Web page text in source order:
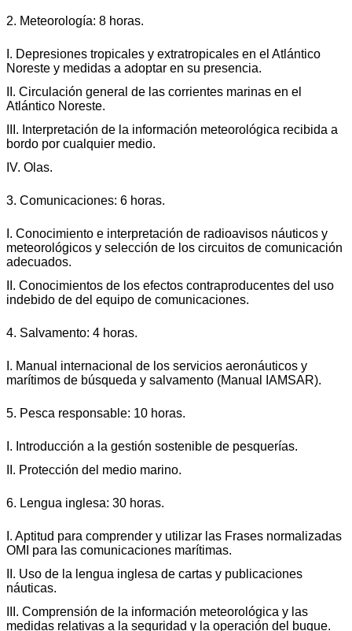
2. Meteorología: 8 horas.
I. Depresiones tropicales y extratropicales en el Atlántico
Noreste y medidas a adoptar en su presencia.
II. Circulación general de las corrientes marinas en el
Atlántico Noreste.
III. Interpretación de la información meteorológica recibida a
bordo por cualquier medio.
IV. Olas.
3. Comunicaciones: 6 horas.
I. Conocimiento e interpretación de radioavisos náuticos y
meteorológicos y selección de los circuitos de comunicación
adecuados.
II. Conocimientos de los efectos contraproducentes del uso
indebido de del equipo de comunicaciones.
4. Salvamento: 4 horas.
I. Manual internacional de los servicios aeronáuticos y
marítimos de búsqueda y salvamento (Manual IAMSAR).
5. Pesca responsable: 10 horas.
I. Introducción a la gestión sostenible de pesquerías.
II. Protección del medio marino.
6. Lengua inglesa: 30 horas.
I. Aptitud para comprender y utilizar las Frases normalizadas
OMI para las comunicaciones marítimas.
II. Uso de la lengua inglesa de cartas y publicaciones
náuticas.
III. Comprensión de la información meteorológica y las
medidas relativas a la seguridad y la operación del buque.